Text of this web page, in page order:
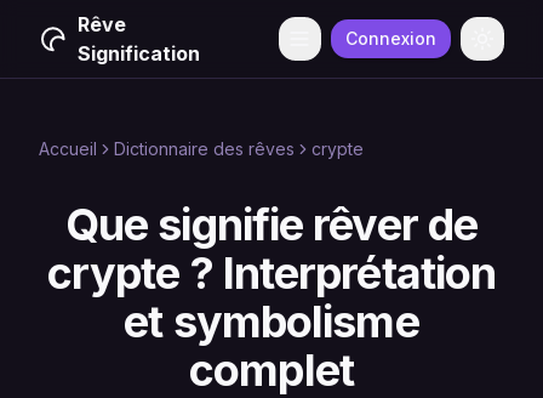
Rêve
Signification
Menu Connexion
Accueil Dictionnaire des rêves crypte
Que signifie rêver de
crypte ? Interprétation
et symbolisme
complet